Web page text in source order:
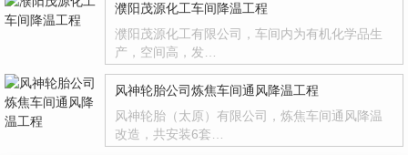
濮阳茂源化工车间降温工程
濮阳茂源化工有限公司，车间内为有机化学品生
产，空间高，发…
风神轮胎公司炼焦车间通风降温工程
风神轮胎（太原）有限公司，炼焦车间通风降温
改造，共安装6套…